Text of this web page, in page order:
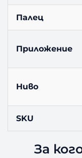
Палец
Приложение
Ниво
SKU
За